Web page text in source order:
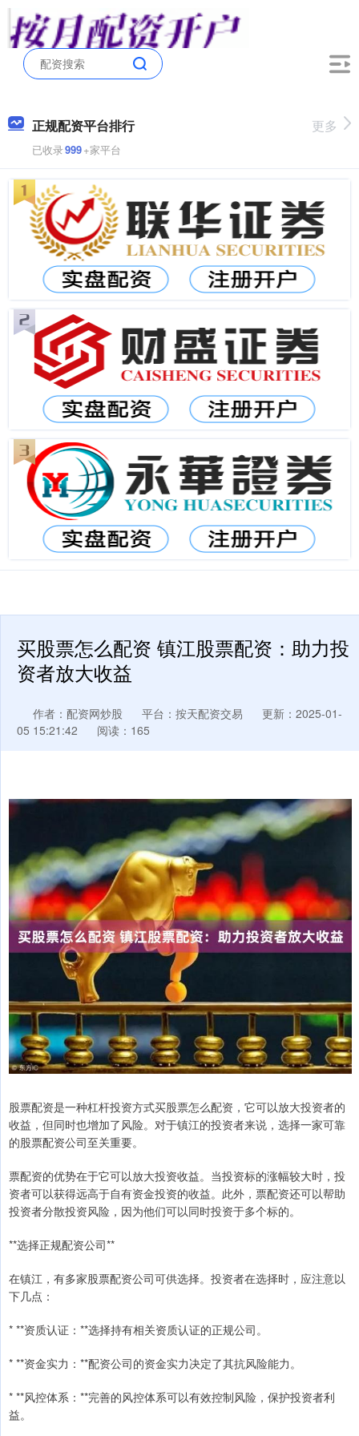
正规配资平台排行
已收录999+家平台
更多
买股票怎么配资 镇江股票配资：助力投
资者放大收益
作者：配资网炒股 平台：按天配资交易
更新：2025-01-
05 15:21:42
阅读：165
股票配资是一种杠杆投资方式买股票怎么配资，它可以放大投资者的
收益，但同时也增加了风险。对于镇江的投资者来说，选择一家可靠
的股票配资公司至关重要。
票配资的优势在于它可以放大投资收益。当投资标的涨幅较大时，投
资者可以获得远高于自有资金投资的收益。此外，票配资还可以帮助
投资者分散投资风险，因为他们可以同时投资于多个标的。
**选择正规配资公司**
在镇江，有多家股票配资公司可供选择。投资者在选择时，应注意以
下几点：
* **资质认证：**选择持有相关资质认证的正规公司。
* **资金实力：**配资公司的资金实力决定了其抗风险能力。
* **风控体系：**完善的风控体系可以有效控制风险，保护投资者利
益。